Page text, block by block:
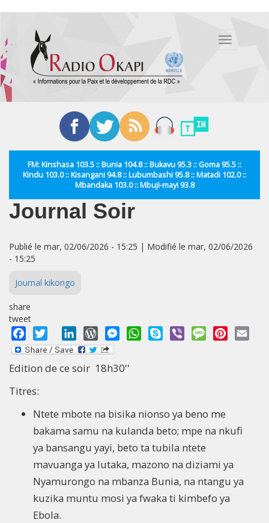
contenu
principal
Toggle
FM: Kinshasa 103.5 :: Bunia 104.8 :: Bukavu 95.3 :: Goma 95.5 ::
Kindu 103.0 :: Kisangani 94.8 :: Lubumbashi 95.8 :: Matadi 102.0 ::
Mbandaka 103.0 :: Mbuji-mayi 93.8
Journal Soir
Publié le mar, 02/06/2026 - 15:25 | Modifié le mar, 02/06/2026
- 15:25
Journal kikongo
share
tweet
Facebook
Twitter LinkedInWordPressMessengerWhatsApp
Skype Viber MessagePinterest
Edition de ce soir 18h30''
Titres:
Ntete mbote na bisika nionso ya beno me
bakama samu na kulanda beto; mpe na nkufi
ya bansangu yayi, beto ta tubila ntete
mavuanga ya lutaka, mazono na diziami ya
Nyamurongo na mbanza Bunia, na ntangu ya
kuzika muntu mosi ya fwaka ti kimbefo ya
Ebola.